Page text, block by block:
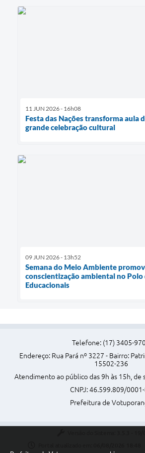
11 JUN 2026 - 16h08
Festa das Nações transforma aula
grande celebração cultural
09 JUN 2026 - 13h52
Semana do Meio Ambiente
conscientização ambiental no Polo
Educacionais
Telefone: (17) 3405-
Endereço: Rua Pará nº 3227 - Bairro:
15502-236
Atendimento ao público das 9h às 15h, de
CNPJ: 46.599.809/
Prefeitura de